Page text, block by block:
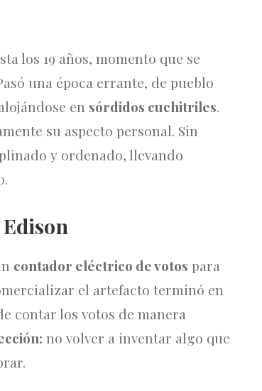
los 19 años, momento que se
una época errante, de pueblo
en sórdidos cuchitriles.
su aspecto personal. Sin
y ordenado, llevando
contador eléctrico de votos para
el artefacto terminó en
contar los votos de manera
no volver a inventar algo que